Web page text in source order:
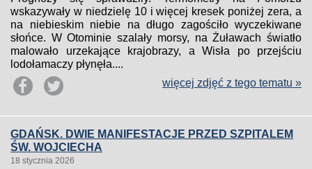
wskazywały w niedzielę 10 i więcej kresek poniżej zera, a
na niebieskim niebie na długo zagościło wyczekiwane
słońce. W Otominie szalały morsy, na Żuławach światło
malowało urzekające krajobrazy, a Wisła po przejściu
lodołamaczy płynęła....
więcej zdjęć z tego tematu »
GDAŃSK. DWIE MANIFESTACJE PRZED SZPITALEM
ŚW. WOJCIECHA
18 stycznia 2026